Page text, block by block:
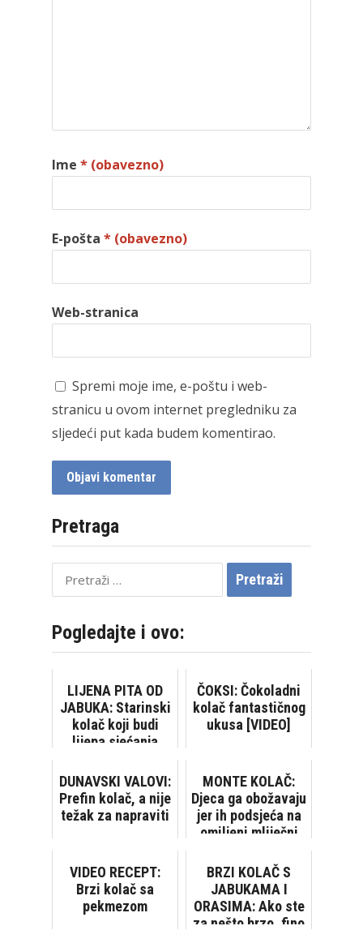
Ime * (obavezno)
E-pošta * (obavezno)
Web-stranica
Spremi moje ime, e-poštu i web-
stranicu u ovom internet pregledniku za
sljedeći put kada budem komentirao.
Pretraga
Pretraži:
Pogledajte i ovo:
LIJENA PITA OD
JABUKA: Starinski
kolač koji budi
lijepa sjećanja
ČOKSI: Čokoladni
kolač fantastičnog
ukusa [VIDEO]
DUNAVSKI VALOVI:
Prefin kolač, a nije
težak za napraviti
MONTE KOLAČ:
Djeca ga obožavaju
jer ih podsjeća na
omiljeni mliječni
VIDEO RECEPT:
Brzi kolač sa
pekmezom
BRZI KOLAČ S
JABUKAMA I
ORASIMA: Ako ste
za nešto brzo, fino